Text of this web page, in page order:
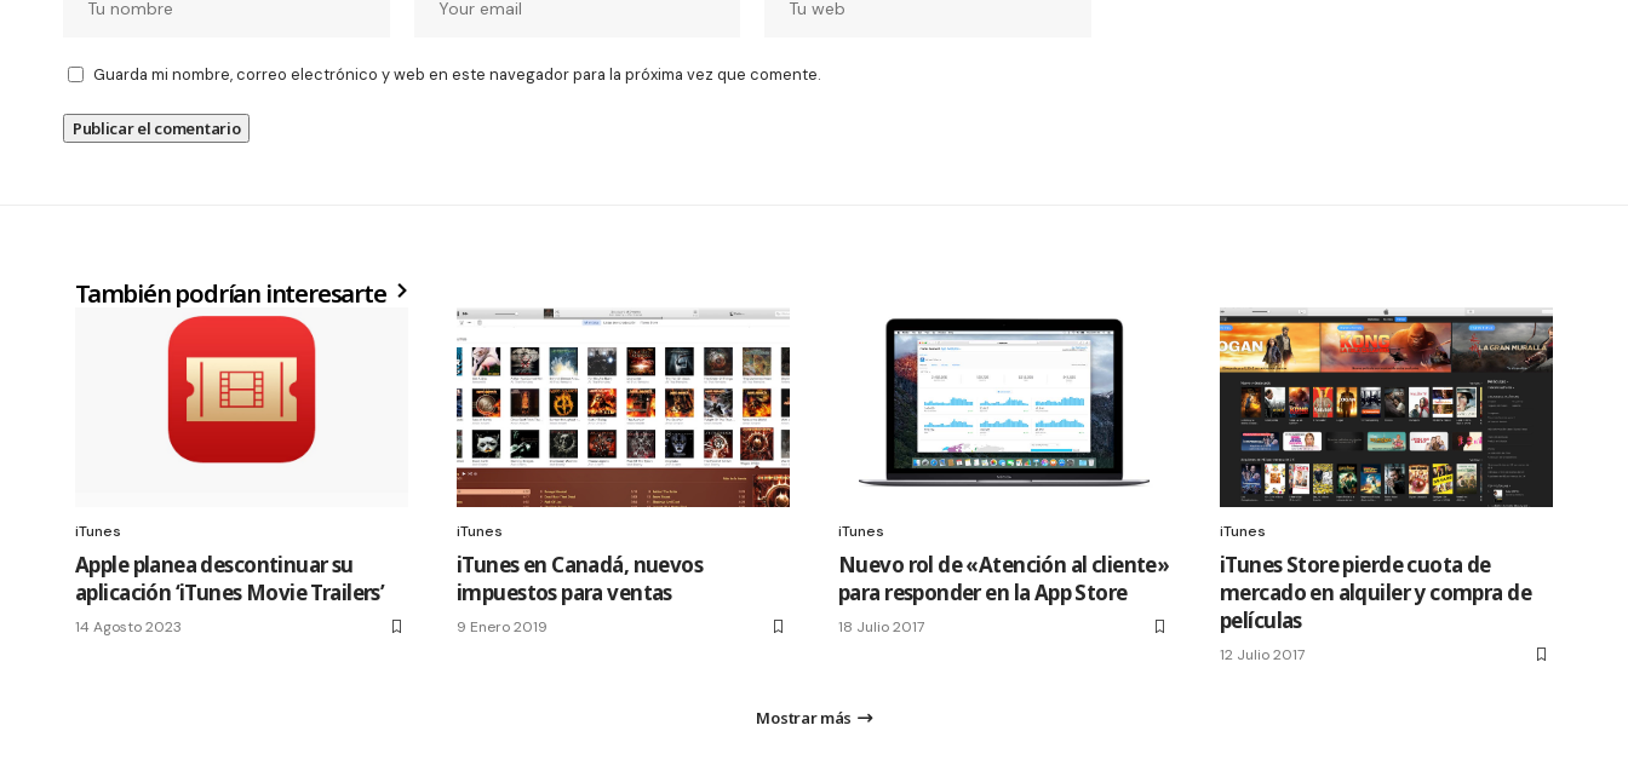
Guarda mi nombre, correo electrónico y web en este navegador para la próxima vez que comente.
También podrían interesarte
iTunes
Apple planea descontinuar su
aplicación ‘iTunes Movie Trailers’
14 Agosto 2023
iTunes
iTunes en Canadá, nuevos
impuestos para ventas
9 Enero 2019
iTunes
Nuevo rol de «Atención al cliente»
para responder en la App Store
18 Julio 2017
iTunes
iTunes Store pierde cuota de
mercado en alquiler y compra de
películas
12 Julio 2017
Mostrar más